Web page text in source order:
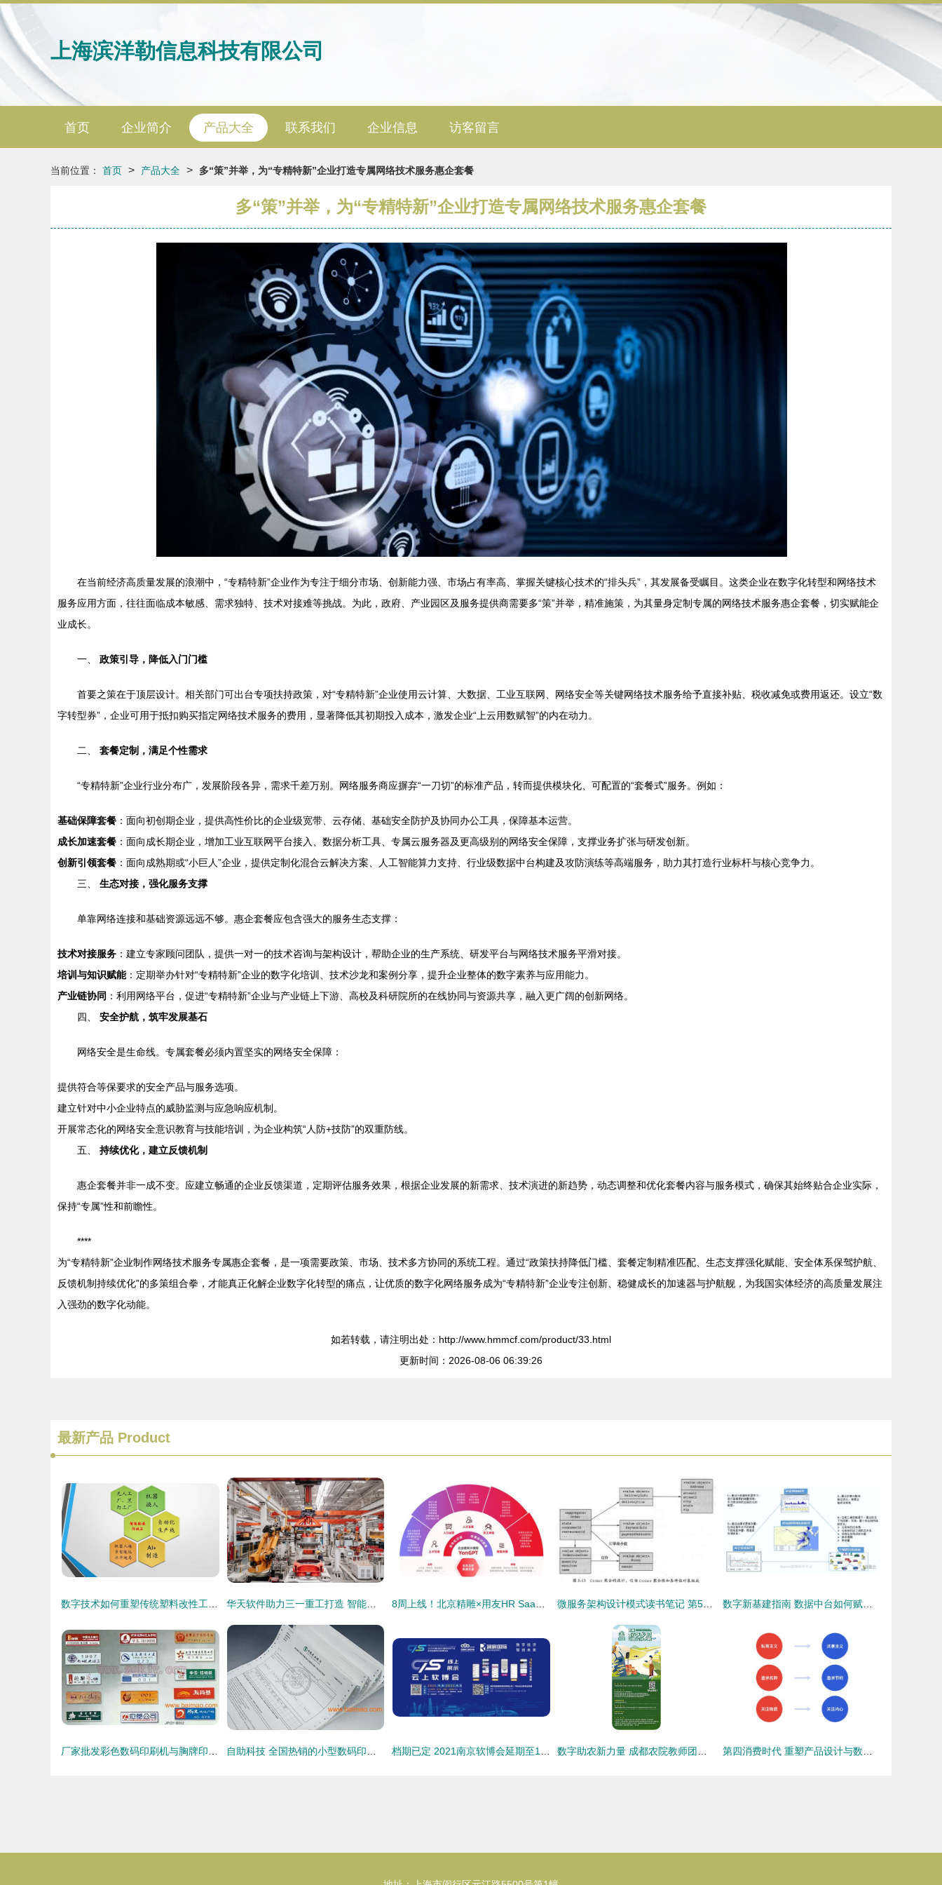
上海滨洋勒信息科技有限公司
首页 企业简介 产品大全 联系我们 企业信息 访客留言
当前位置： 首页 > 产品大全 > 多“策”并举，为“专精特新”企业打造专属网络技术服务惠企套餐
多“策”并举，为“专精特新”企业打造专属网络技术服务惠企套餐
在当前经济高质量发展的浪潮中，“专精特新”企业作为专注于细分市场、创新能力强、市场占有率高、掌握关键核心技术的“排头兵”，其发展备受瞩目。这类企业在数字化转型和网络技术
服务应用方面，往往面临成本敏感、需求独特、技术对接难等挑战。为此，政府、产业园区及服务提供商需要多“策”并举，精准施策，为其量身定制专属的网络技术服务惠企套餐，切实赋能企
业成长。
一、 政策引导，降低入门门槛
首要之策在于顶层设计。相关部门可出台专项扶持政策，对“专精特新”企业使用云计算、大数据、工业互联网、网络安全等关键网络技术服务给予直接补贴、税收减免或费用返还。设立“数
字转型券”，企业可用于抵扣购买指定网络技术服务的费用，显著降低其初期投入成本，激发企业“上云用数赋智”的内在动力。
二、 套餐定制，满足个性需求
“专精特新”企业行业分布广，发展阶段各异，需求千差万别。网络服务商应摒弃“一刀切”的标准产品，转而提供模块化、可配置的“套餐式”服务。例如：
基础保障套餐 ：面向初创期企业，提供高性价比的企业级宽带、云存储、基础安全防护及协同办公工具，保障基本运营。
成长加速套餐 ：面向成长期企业，增加工业互联网平台接入、数据分析工具、专属云服务器及更高级别的网络安全保障，支撑业务扩张与研发创新。
创新引领套餐 ：面向成熟期或“小巨人”企业，提供定制化混合云解决方案、人工智能算力支持、行业级数据中台构建及攻防演练等高端服务，助力其打造行业标杆与核心竞争力。
三、 生态对接，强化服务支撑
单靠网络连接和基础资源远远不够。惠企套餐应包含强大的服务生态支撑：
技术对接服务 ：建立专家顾问团队，提供一对一的技术咨询与架构设计，帮助企业的生产系统、研发平台与网络技术服务平滑对接。
培训与知识赋能：定期举办针对“专精特新”企业的数字化培训、技术沙龙和案例分享，提升企业整体的数字素养与应用能力。
产业链协同 ：利用网络平台，促进“专精特新”企业与产业链上下游、高校及科研院所的在线协同与资源共享，融入更广阔的创新网络。
四、 安全护航，筑牢发展基石
网络安全是生命线。专属套餐必须内置坚实的网络安全保障：
提供符合等保要求的安全产品与服务选项。
建立针对中小企业特点的威胁监测与应急响应机制。
开展常态化的网络安全意识教育与技能培训，为企业构筑“人防+技防”的双重防线。
五、 持续优化，建立反馈机制
惠企套餐并非一成不变。应建立畅通的企业反馈渠道，定期评估服务效果，根据企业发展的新需求、技术演进的新趋势，动态调整和优化套餐内容与服务模式，确保其始终贴合企业实际，
保持“专属”性和前瞻性。
****
为“专精特新”企业制作网络技术服务专属惠企套餐，是一项需要政策、市场、技术多方协同的系统工程。通过“政策扶持降低门槛、套餐定制精准匹配、生态支撑强化赋能、安全体系保驾护航、
反馈机制持续优化”的多策组合拳，才能真正化解企业数字化转型的痛点，让优质的数字化网络服务成为“专精特新”企业专注创新、稳健成长的加速器与护航舰，为我国实体经济的高质量发展注
入强劲的数字化动能。
如若转载，请注明出处：http://www.hmmcf.com/product/33.html
更新时间：2026-08-06 06:39:26
最新产品 Product